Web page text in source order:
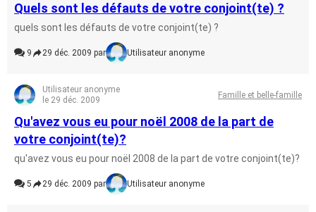
Quels sont les défauts de votre conjoint(te) ?
quels sont les défauts de votre conjoint(te) ?
9 29 déc. 2009 par Utilisateur anonyme
Utilisateur anonyme
le 29 déc. 2009
Famille et belle-famille
Qu'avez vous eu pour noël 2008 de la part de
votre conjoint(te)?
qu'avez vous eu pour noël 2008 de la part de votre conjoint(te)?
5 29 déc. 2009 par Utilisateur anonyme